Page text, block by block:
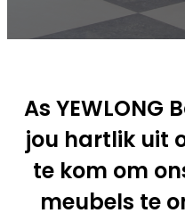
As YEWLONG
jou hartlik uit
te kom om
meubels te